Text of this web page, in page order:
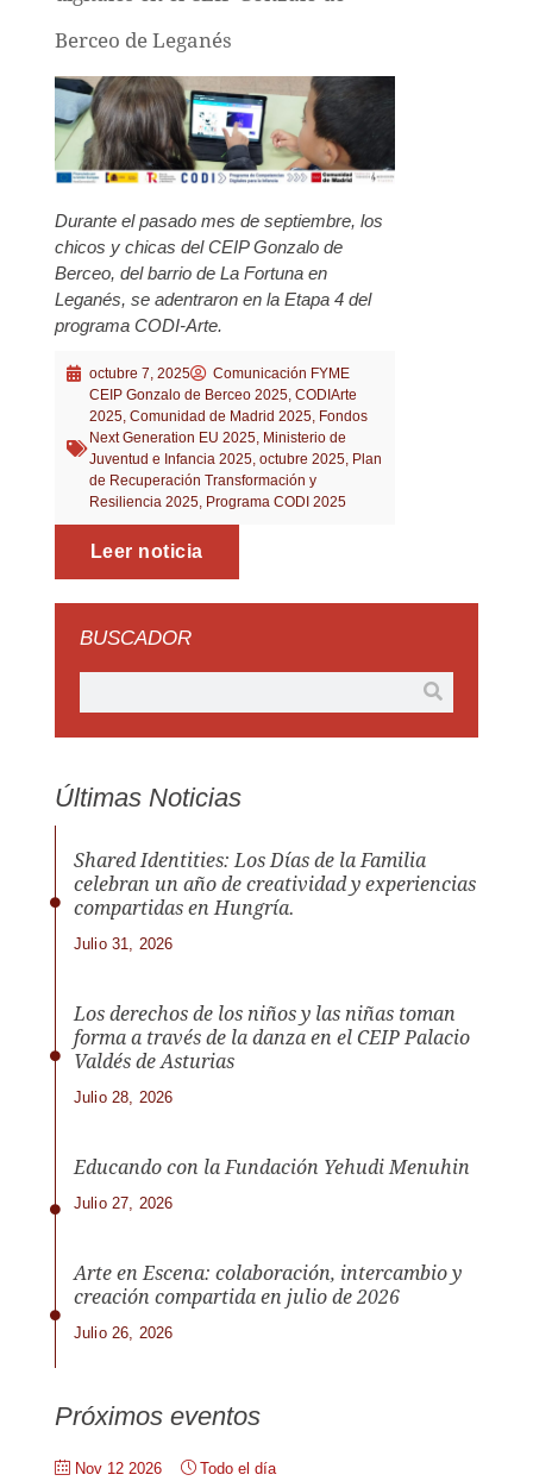
Berceo de Leganés
Durante el pasado mes de septiembre, los
chicos y chicas del CEIP Gonzalo de
Berceo, del barrio de La Fortuna en
Leganés, se adentraron en la Etapa 4 del
programa CODI-Arte.
octubre 7, 2025
Comunicación FYME
CEIP Gonzalo de Berceo 2025, CODIArte
2025, Comunidad de Madrid 2025, Fondos
Next Generation EU 2025, Ministerio de
Juventud e Infancia 2025, octubre 2025, Plan
de Recuperación Transformación y
Resiliencia 2025, Programa CODI 2025
Leer noticia
BUSCADOR
Últimas Noticias
Shared Identities: Los Días de la Familia
celebran un año de creatividad y experiencias
compartidas en Hungría.
Julio 31, 2026
Los derechos de los niños y las niñas toman
forma a través de la danza en el CEIP Palacio
Valdés de Asturias
Julio 28, 2026
Educando con la Fundación Yehudi Menuhin
Julio 27, 2026
Arte en Escena: colaboración, intercambio y
creación compartida en julio de 2026
Julio 26, 2026
Próximos eventos
Nov 12 2026 Todo el día